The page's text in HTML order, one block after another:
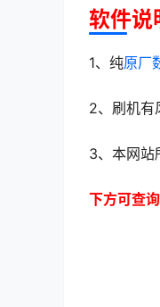
软件说
1、纯原厂
2、刷机有
3、本网站
下方可查